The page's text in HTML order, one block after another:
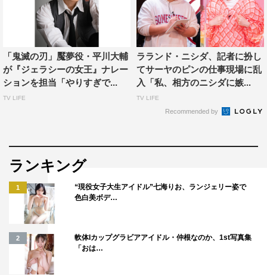
この記事の写真
©MBS
DAIGO
「鬼滅の刃」魘夢役・平川大輔
が『ジェラシーの女王』ナレー
ションを担当「やりすぎで...
TV LIFE
ラランド・ニシダ、記者に扮し
てサーヤのピンの仕事現場に乱
入「私、相方のニシダに嫉...
TV LIFE
Recommended by
ランキング
1
“現役女子大生アイドル”七海りお、ランジェリー姿で
色白美ボデ…
2
軟体Iカップグラビアアイドル・仲根なのか、1st写真集
「おは…